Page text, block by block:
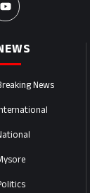
News